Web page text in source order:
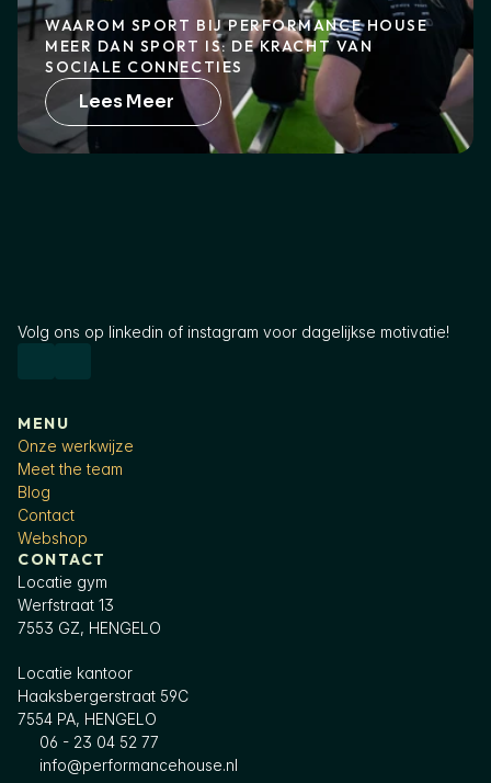
WAAROM SPORT BIJ PERFORMANCE HOUSE
MEER DAN SPORT IS: DE KRACHT VAN
SOCIALE CONNECTIES
Lees Meer
Volg ons op linkedin of instagram voor dagelijkse motivatie!
MENU
Onze werkwijze
Meet the team
Blog
Contact
Webshop
CONTACT
Locatie gym
Werfstraat 13
7553 GZ, HENGELO
Locatie kantoor
Haaksbergerstraat 59C
7554 PA, HENGELO
06 - 23 04 52 77
info@performancehouse.nl